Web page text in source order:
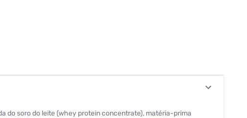
do soro do leite (whey protein concentrate), matéria-prima